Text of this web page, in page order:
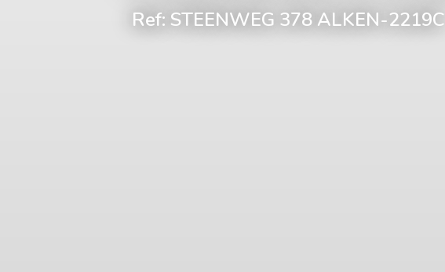
Ref: STEENWEG 378 ALKEN-2219C